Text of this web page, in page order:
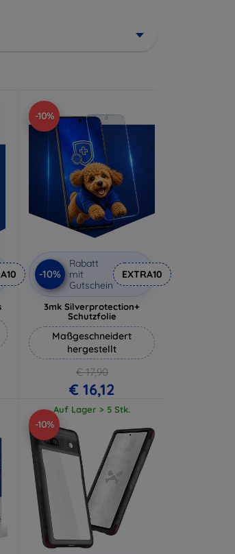
-10%
-10%
Rabatt
mit
Gutschein
EXTRA10
3mk Silverprotection+
Schutzfolie
Maßgeschneidert
hergestellt
€ 17,90
€ 16,12
Auf Lager > 5 Stk.
-10%